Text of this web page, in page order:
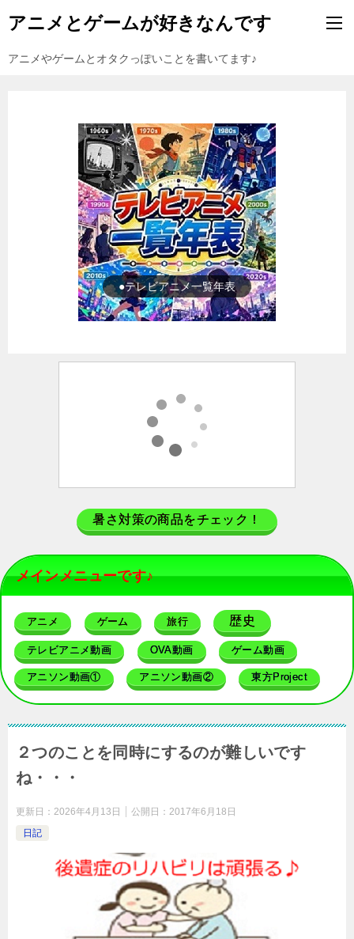
アニメとゲームが好きなんです
アニメやゲームとオタクっぽいことを書いてます♪
●ゲーム一覧年表
暑さ対策の商品をチェック！
メインメニューです♪
アニメ ゲーム 旅行 歴史
テレビアニメ動画 OVA動画 ゲーム動画
アニソン動画① アニソン動画② 東方Project
２つのことを同時にするのが難しいです
ね・・・
更新日： 2026年4月13日 公開日： 2017年6月18日
日記